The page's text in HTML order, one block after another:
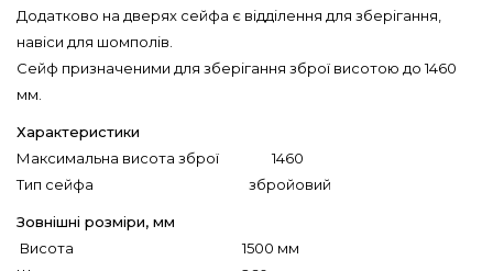
Додатково на дверях сейфа є відділення для зберігання,
навіси для шомполів.
Сейф призначеними для зберігання зброї висотою до 1460
мм.
Характеристики
Максимальна висота зброї 1460
Тип сейфа збройовий
Зовнішні розміри, мм
Висота 1500 мм